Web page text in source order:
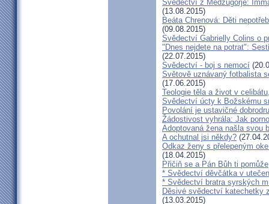
Svědectví z Medžugorje:
(13.08.2015)
Beáta Chrenová: Děti
(09.08.2015)
Svědectví Gabrielly Colins o
"Dnes nejdete na potrat":
(22.07.2015)
Svědectví - boj s nemocí
Světově uznávaný fotbalista
(17.06.2015)
Teologie těla a život v
Svědectví úcty k Božskému
Povolání je ustavičné
Žádostivost vyhrála: Jak
Adoptovaná žena našla svou
A ochutnal jsi někdy?
Odkaz ženy s přelepeným
(18.04.2015)
Přičiň se a Pán Bůh ti pomůže
* Svědectví děvčátka v
* Svědectví bratra syrských
Děsivé svědectví katechetky
(13.03.2015)